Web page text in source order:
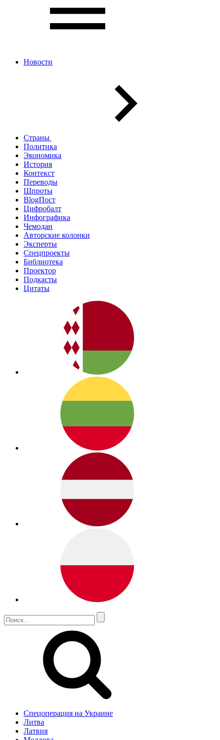
Новости
Страны
Политика
Экономика
История
Контекст
Переводы
Шпроты
BlogПост
Цифробалт
Инфографика
Чемодан
Авторские колонки
Эксперты
Спецпроекты
Библиотека
Проектор
Подкасты
Цитаты
Спецоперация на Украине
Литва
Латвия